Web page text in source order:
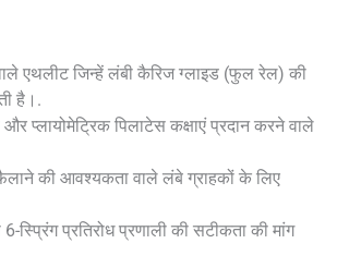
एथलीट जिन्हें लंबी कैरिज ग्लाइड (फुल रेल) की
है।.
और प्लायोमेट्रिक पिलाटेस कक्षाएं प्रदान करने वाले
की आवश्यकता वाले लंबे ग्राहकों के लिए
स्प्रिंग प्रतिरोध प्रणाली की सटीकता की मांग